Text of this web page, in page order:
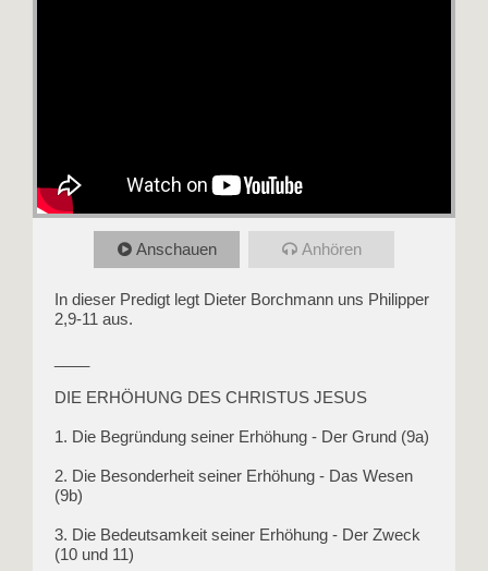
Anschauen Anhören
In dieser Predigt legt Dieter Borchmann uns Philipper
2,9-11 aus.
DIE ERHÖHUNG DES CHRISTUS JESUS
1. Die Begründung seiner Erhöhung - Der Grund (9a)
2. Die Besonderheit seiner Erhöhung - Das Wesen
(9b)
3. Die Bedeutsamkeit seiner Erhöhung - Der Zweck
(10 und 11)